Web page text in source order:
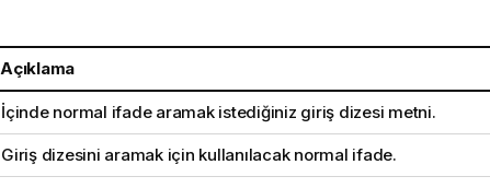
Açıklama
İçinde normal ifade aramak istediğiniz giriş dizesi metni.
Giriş dizesini aramak için kullanılacak normal ifade.